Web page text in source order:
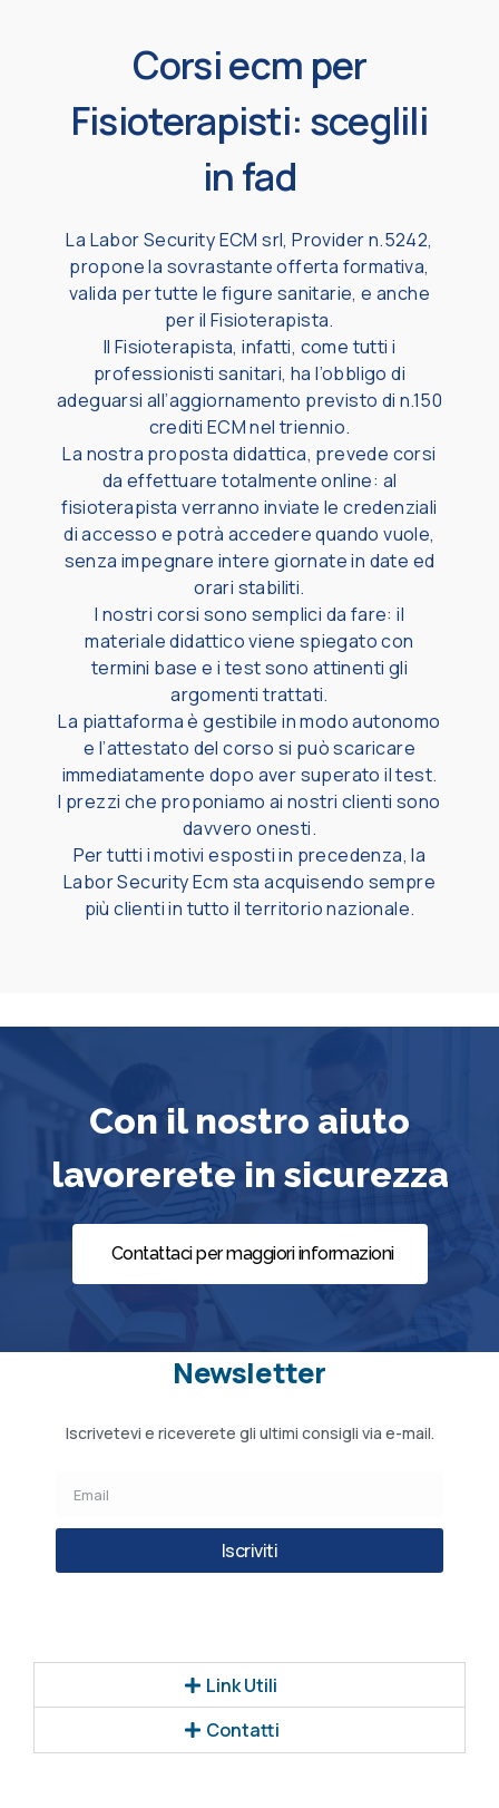
Corsi ecm per
Fisioterapisti: sceglili
in fad
La Labor Security ECM srl, Provider n.5242,
propone la sovrastante offerta formativa,
valida per tutte le figure sanitarie, e anche
per il Fisioterapista.
Il Fisioterapista, infatti, come tutti i
professionisti sanitari, ha l’obbligo di
adeguarsi all’aggiornamento previsto di n.150
crediti ECM nel triennio.
La nostra proposta didattica, prevede corsi
da effettuare totalmente online: al
fisioterapista verranno inviate le credenziali
di accesso e potrà accedere quando vuole,
senza impegnare intere giornate in date ed
orari stabiliti.
I nostri corsi sono semplici da fare: il
materiale didattico viene spiegato con
termini base e i test sono attinenti gli
argomenti trattati.
La piattaforma è gestibile in modo autonomo
e l’attestato del corso si può scaricare
immediatamente dopo aver superato il test.
I prezzi che proponiamo ai nostri clienti sono
davvero onesti.
Per tutti i motivi esposti in precedenza, la
Labor Security Ecm sta acquisendo sempre
più clienti in tutto il territorio nazionale.
Con il nostro aiuto
lavorerete in sicurezza
Contattaci per maggiori informazioni
Newsletter
Iscrivetevi e riceverete gli ultimi consigli via e-mail.
Iscriviti
Link Utili
Contatti